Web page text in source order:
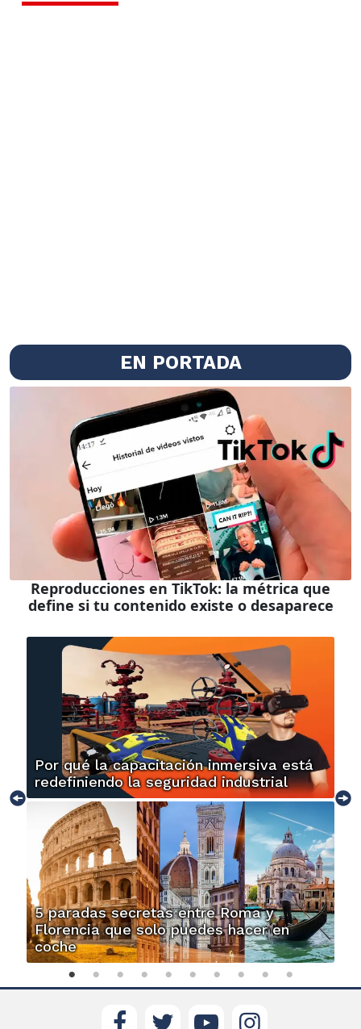
EN PORTADA
Reproducciones en TikTok: la métrica que
define si tu contenido existe o desaparece
Por qué la capacitación inmersiva está
redefiniendo la seguridad industrial
5 paradas secretas entre Roma y
Florencia que solo puedes hacer en
coche